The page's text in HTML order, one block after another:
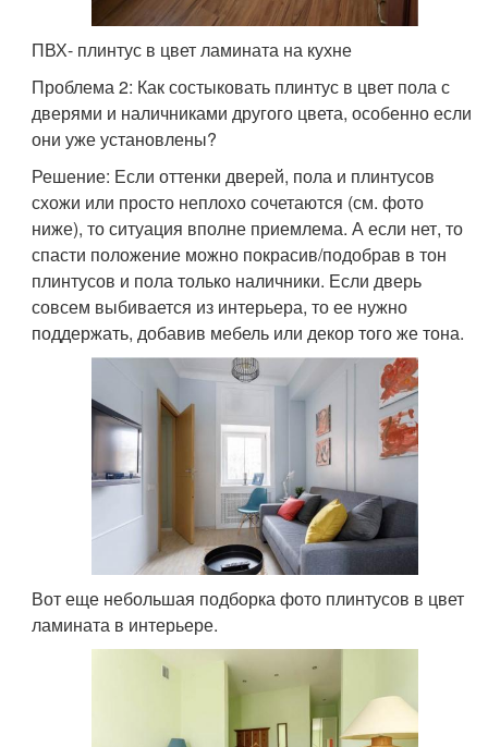
ПВХ- плинтус в цвет ламината на кухне
Проблема 2: Как состыковать плинтус в цвет пола с
дверями и наличниками другого цвета, особенно если
они уже установлены?
Решение: Если оттенки дверей, пола и плинтусов
схожи или просто неплохо сочетаются (см. фото
ниже), то ситуация вполне приемлема. А если нет, то
спасти положение можно покрасив/подобрав в тон
плинтусов и пола только наличники. Если дверь
совсем выбивается из интерьера, то ее нужно
поддержать, добавив мебель или декор того же тона.
Вот еще небольшая подборка фото плинтусов в цвет
ламината в интерьере.